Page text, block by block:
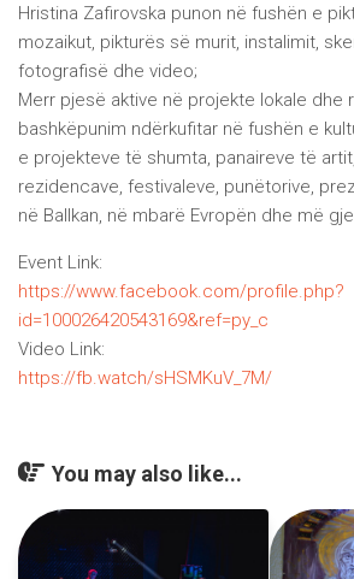
Hristina Zafirovska punon në fushën e
mozaikut, pikturës së murit, instalimit,
fotografisë dhe video;
Merr pjesë aktive në projekte lokale dhe
bashkëpunim ndërkufitar në fushën e
e projekteve të shumta, panaireve të
rezidencave, festivaleve, punëtorive,
në Ballkan, në mbarë Evropën dhe më
Event Link:
https://www.facebook.com/profile.php?
id=100026420543169&ref=py_c
Video Link:
https://fb.watch/sHSMKuV_7M/
You may also like...